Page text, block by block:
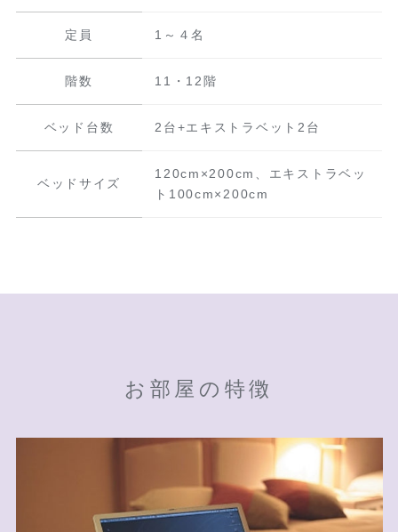
定員 1～４名
階数 11・12階
ベッド台数 2台+エキストラベット2台
ベッドサイズ
120cm×200cm、エキストラベッ
ト100cm×200cm
お部屋の特徴